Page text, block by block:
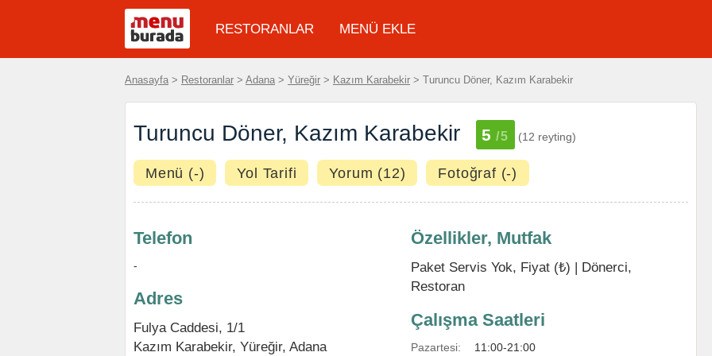
RESTORANLAR MENÜ EKLE
Anasayfa > Restoranlar > Adana > Yüreğir > Kazım Karabekir > Turuncu Döner, Kazım Karabekir
Turuncu Döner, Kazım Karabekir 5 /5 (12 reyting)
Menü (-) Yol Tarifi Yorum (12) Fotoğraf (-)
Telefon
-
Adres
Fulya Caddesi, 1/1
Kazım Karabekir, Yüreğir, Adana
Özellikler, Mutfak
Paket Servis Yok, Fiyat (₺) | Dönerci,
Restoran
Çalışma Saatleri
Pazartesi:
11:00-21:00